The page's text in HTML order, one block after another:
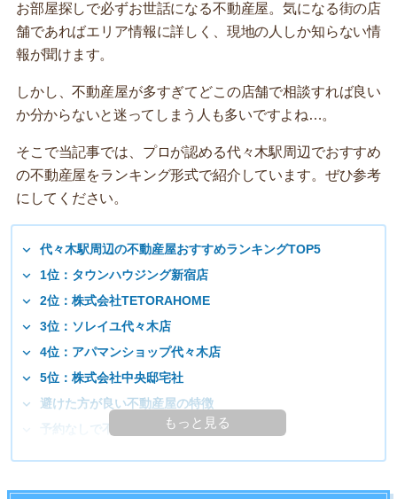
お部屋探しで必ずお世話になる不動産屋。気になる街の店
舗であればエリア情報に詳しく、現地の人しか知らない情
報が聞けます。
しかし、不動産屋が多すぎてどこの店舗で相談すれば良い
か分からないと迷ってしまう人も多いですよね…。
そこで当記事では、プロが認める代々木駅周辺でおすすめ
の不動産屋をランキング形式で紹介しています。ぜひ参考
にしてください。
代々木駅周辺の不動産屋おすすめランキングTOP5
1位：タウンハウジング新宿店
2位：株式会社TETORAHOME
3位：ソレイユ代々木店
4位：アパマンショップ代々木店
5位：株式会社中央邸宅社
避けた方が良い不動産屋の特徴
予約なしで不動産屋に行ってもいいの？
もっと見る